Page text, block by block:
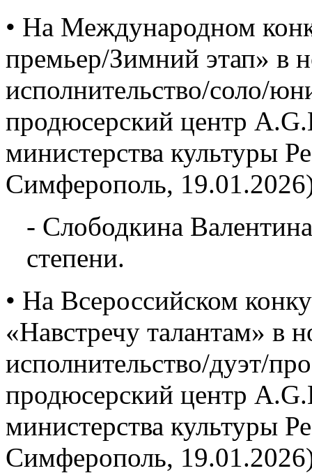
• На Международном
премьер/Зимний этап» в
исполнительство/соло/
продюсерский центр
министерства культуры
Симферополь,
- Слободкина
степени.
• На Всероссийском
«Навстречу талантам» в
исполнительство/дуэт/
продюсерский центр
министерства культуры
Симферополь,